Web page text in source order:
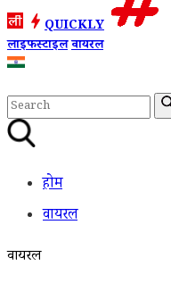
QUICKLY
लाइफस्टाइलवायरल
होम
वायरल
वायरल